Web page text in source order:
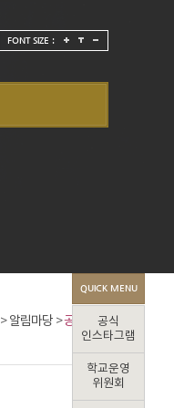
FONT SIZE :
>알림마당 >공지사항
QUICK MENU
공식
인스타그램
학교운영
위원회